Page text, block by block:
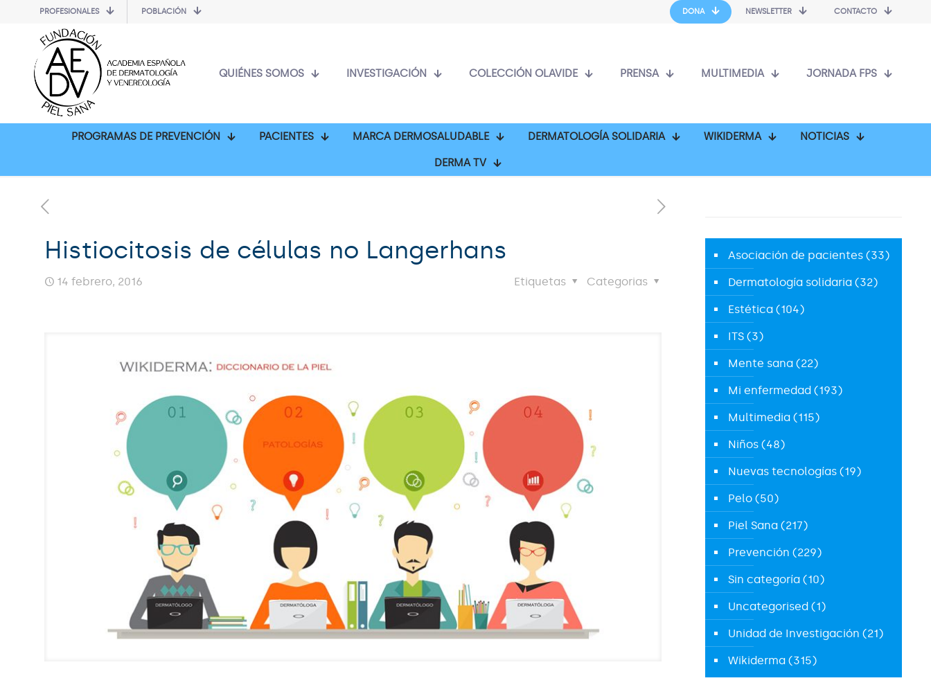
PROFESIONALES POBLACIÓN DONA NEWSLETTER CONTACTO
QUIÉNES SOMOS INVESTIGACIÓN COLECCIÓN OLAVIDE PRENSA MULTIMEDIA JORNADA FPS
PROGRAMAS DE PREVENCIÓN PACIENTES MARCA DERMOSALUDABLE DERMATOLOGÍA SOLIDARIA WIKIDERMA NOTICIAS
DERMA TV
Histiocitosis de células no Langerhans
14 febrero, 2016 Categorias
Etiquetas
Asociación de pacientes (33)
Dermatología solidaria (32)
Estética (104)
ITS (3)
Mente sana (22)
Mi enfermedad (193)
Multimedia (115)
Niños (48)
Nuevas tecnologías (19)
Pelo (50)
Piel Sana (217)
Prevención (229)
Sin categoría (10)
Uncategorised (1)
Unidad de Investigación (21)
Wikiderma (315)